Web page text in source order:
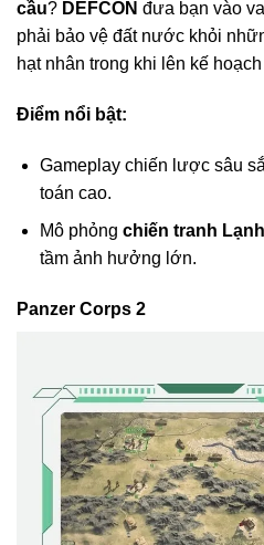
cầu? DEFCON đưa bạn vào
phải bảo vệ đất nước khỏi
hạt nhân trong khi lên kế
Điểm nổi bật:
Gameplay chiến lược sâu
toán cao.
Mô phỏng chiến tranh Lạnh
tầm ảnh hưởng lớn.
Panzer Corps 2